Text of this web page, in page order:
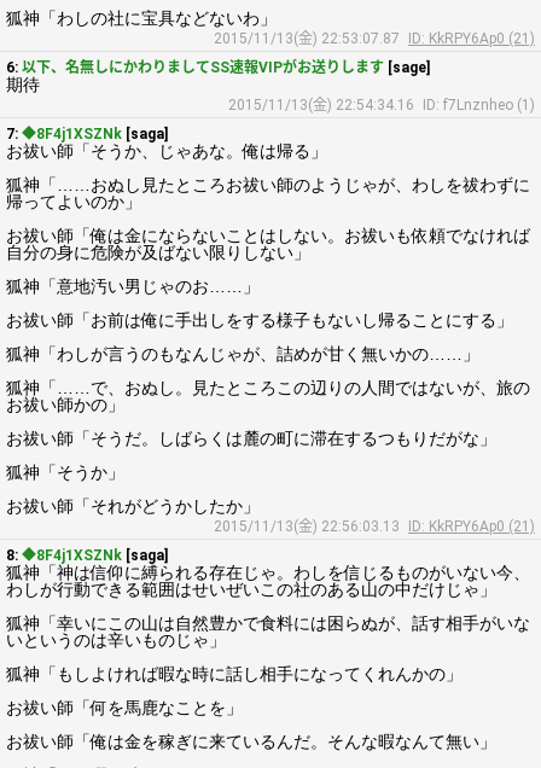
狐神「わしの社に宝具などないわ」
2015/11/13(金) 22:53:07.87
ID: KkRPY6Ap0 (21)
6: 以下、名無しにかわりましてSS速報VIPがお送りします [sage]
期待
2015/11/13(金) 22:54:34.16
ID: f7Lnznheo (1)
7: ◆8F4j1XSZNk [saga]
お祓い師「そうか、じゃあな。俺は帰る」
狐神「……おぬし見たところお祓い師のようじゃが、わしを祓わずに
帰ってよいのか」
お祓い師「俺は金にならないことはしない。お祓いも依頼でなければ
自分の身に危険が及ばない限りしない」
狐神「意地汚い男じゃのお……」
お祓い師「お前は俺に手出しをする様子もないし帰ることにする」
狐神「わしが言うのもなんじゃが、詰めが甘く無いかの……」
狐神「……で、おぬし。見たところこの辺りの人間ではないが、旅の
お祓い師かの」
お祓い師「そうだ。しばらくは麓の町に滞在するつもりだがな」
狐神「そうか」
お祓い師「それがどうかしたか」
2015/11/13(金) 22:56:03.13
ID: KkRPY6Ap0 (21)
8: ◆8F4j1XSZNk [saga]
狐神「神は信仰に縛られる存在じゃ。わしを信じるものがいない今、
わしが行動できる範囲はせいぜいこの社のある山の中だけじゃ」
狐神「幸いにこの山は自然豊かで食料には困らぬが、話す相手がいな
いというのは辛いものじゃ」
狐神「もしよければ暇な時に話し相手になってくれんかの」
お祓い師「何を馬鹿なことを」
お祓い師「俺は金を稼ぎに来ているんだ。そんな暇なんて無い」